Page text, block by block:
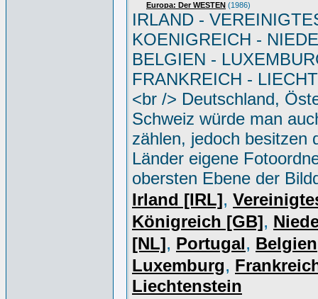
Europa: Der WESTEN (1986)
IRLAND -
KOENIGREICH -
BELGIEN -
FRANKREICH -
<br /> Deutschland,
Schweiz würde man
zählen, jedoch besitzen
Länder eigene
obersten Ebene der
Irland [IRL],
Königreich [GB],
[NL], Portugal, Belgien
Luxemburg,
Liechtenstein